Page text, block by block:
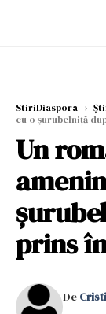
StiriDiaspora ›
cu o șurubelniță
Un
prins
De